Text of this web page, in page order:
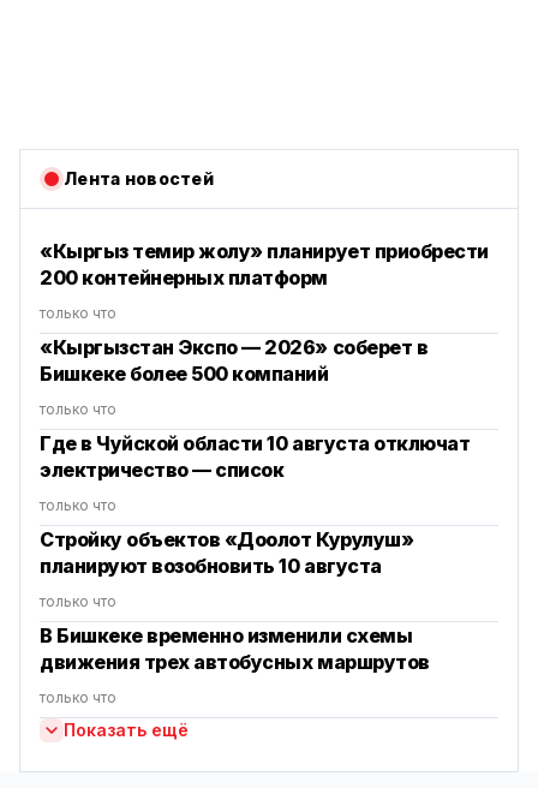
Лента новостей
«Кыргыз темир жолу» планирует приобрести
200 контейнерных платформ
только что
«Кыргызстан Экспо — 2026» соберет в
Бишкеке более 500 компаний
только что
Где в Чуйской области 10 августа отключат
электричество — список
только что
Стройку объектов «Доолот Курулуш»
планируют возобновить 10 августа
только что
В Бишкеке временно изменили схемы
движения трех автобусных маршрутов
только что
Показать ещё